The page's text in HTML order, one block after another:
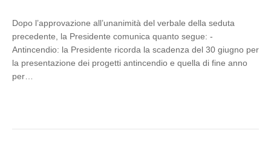
Dopo l’approvazione all’unanimità del verbale della seduta
precedente, la Presidente comunica quanto segue: -
Antincendio: la Presidente ricorda la scadenza del 30 giugno per
la presentazione dei progetti antincendio e quella di fine anno
per…